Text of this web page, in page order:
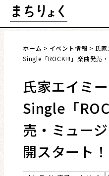
Skip
to
ま
イベ
イン
ホーム イベント情報
氏
Single「ROCK!!!」楽曲発売
氏家エイミ
Single「
売・ミュー
開スタート！